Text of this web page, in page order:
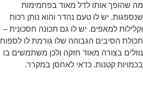
מה שהופך אותו לדל מאוד בפחמימות
שנספגות. יש לו טעם נהדר והוא נותן רכות
וקלילות למאפים. יש לו גם תכונה חסכונית –
תכולת הסיבים הגבוהה שלו גורמת לו לספוח
נוזלים בצורה מאוד חזקה ולכן משתמשים בו
בכמויות קטנות. כדאי לאחסן במקרר.